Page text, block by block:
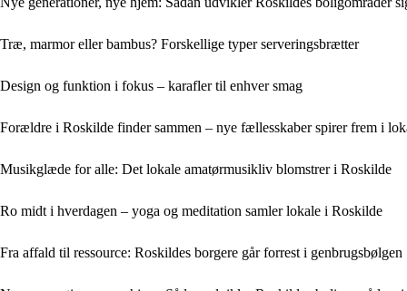
Træ, marmor eller bambus? Forskellige typer serveringsbrætter
Design og funktion i fokus – karafler til enhver smag
Forældre i Roskilde finder sammen – nye fællesskaber spirer frem i
Musikglæde for alle: Det lokale amatørmusikliv blomstrer i Roskilde
Ro midt i hverdagen – yoga og meditation samler lokale i Roskilde
Fra affald til ressource: Roskildes borgere går forrest i genbrugsbølgen